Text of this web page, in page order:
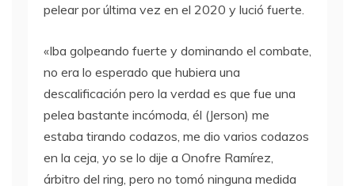
pelear por última vez en el 2020 y lució fuerte.
«Iba golpeando fuerte y dominando el combate,
no era lo esperado que hubiera una
descalificación pero la verdad es que fue una
pelea bastante incómoda, él (Jerson) me
estaba tirando codazos, me dio varios codazos
en la ceja, yo se lo dije a Onofre Ramírez,
árbitro del ring, pero no tomó ninguna medida